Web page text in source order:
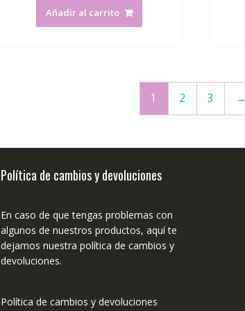
Añadir al carrito
1 2 3 →
Política de cambios y devoluciones
En caso de que tengas problemas con
algunos de nuestros productos, aquí te
dejamos nuestra política de cambios y
devoluciones.
Política de cambios y devoluciones